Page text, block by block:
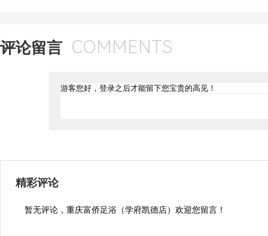
评论留言 COMMENTS
精彩评论
暂无评论，重庆富侨足浴（学府凯德店）欢迎您留言！